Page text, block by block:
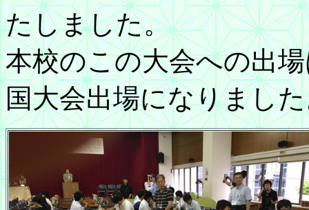
たしました。
本校のこの大会への出
国大会出場になりまし